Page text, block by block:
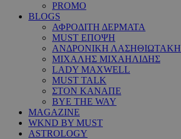
PROMO
BLOGS
ΑΦΡΟΔΙΤΗ ΔΕΡΜΑΤΑ
MUST ΕΠΟΨΗ
ΑΝΔΡΟΝΙΚΗ ΛΑΣΗΘΙΩΤΑΚΗ
ΜΙΧΑΛΗΣ ΜΙΧΑΗΛΙΔΗΣ
LADY MAXWELL
MUST TALK
ΣΤΟΝ ΚΑΝΑΠΕ
BYE THE WAY
MAGAZINE
WKND BY MUST
ASTROLOGY